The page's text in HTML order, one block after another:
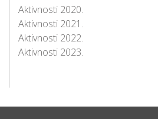
Aktivnosti 2020.
Aktivnosti 2021.
Aktivnosti 2022.
Aktivnosti 2023.